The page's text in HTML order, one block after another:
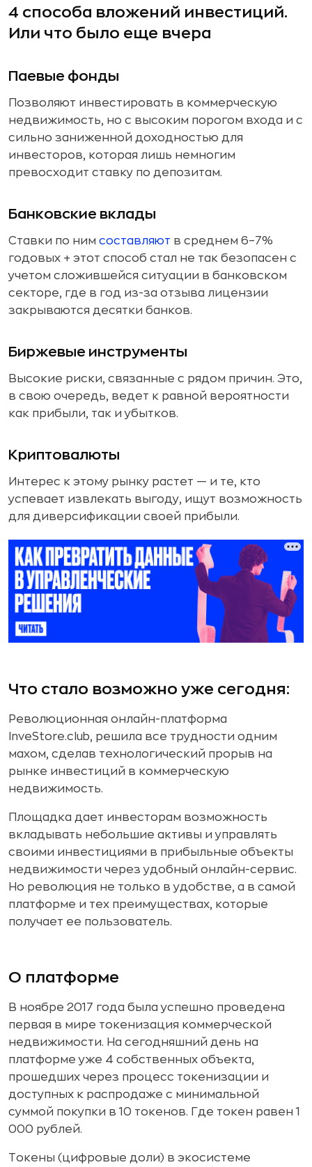
4 способа вложений инвестиций.
Или что было еще вчера
Паевые фонды
Позволяют инвестировать в коммерческую
недвижимость, но с высоким порогом входа и с
сильно заниженной доходностью для
инвесторов, которая лишь немногим
превосходит ставку по депозитам.
Банковские вклады
Ставки по ним составляют в среднем 6–7%
годовых + этот способ стал не так безопасен с
учетом сложившейся ситуации в банковском
секторе, где в год из-за отзыва лицензии
закрываются десятки банков.
Биржевые инструменты
Высокие риски, связанные с рядом причин. Это,
в свою очередь, ведет к равной вероятности
как прибыли, так и убытков.
Криптовалюты
Интерес к этому рынку растет — и те, кто
успевает извлекать выгоду, ищут возможность
для диверсификации своей прибыли.
Что стало возможно уже сегодня:
Революционная онлайн-платформа
InveStore.club, решила все трудности одним
махом, сделав технологический прорыв на
рынке инвестиций в коммерческую
недвижимость.
Площадка дает инвесторам возможность
вкладывать небольшие активы и управлять
своими инвестициями в прибыльные объекты
недвижимости через удобный онлайн-сервис.
Но революция не только в удобстве, а в самой
платформе и тех преимуществах, которые
получает ее пользователь.
О платформе
В ноябре 2017 года была успешно проведена
первая в мире токенизация коммерческой
недвижимости. На сегодняшний день на
платформе уже 4 собственных объекта,
прошедших через процесс токенизации и
доступных к распродаже с минимальной
суммой покупки в 10 токенов. Где токен равен 1
000 рублей.
Токены (цифровые доли) в экосистеме